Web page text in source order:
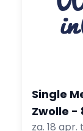
Single
Zwolle -
za. 18 apr.